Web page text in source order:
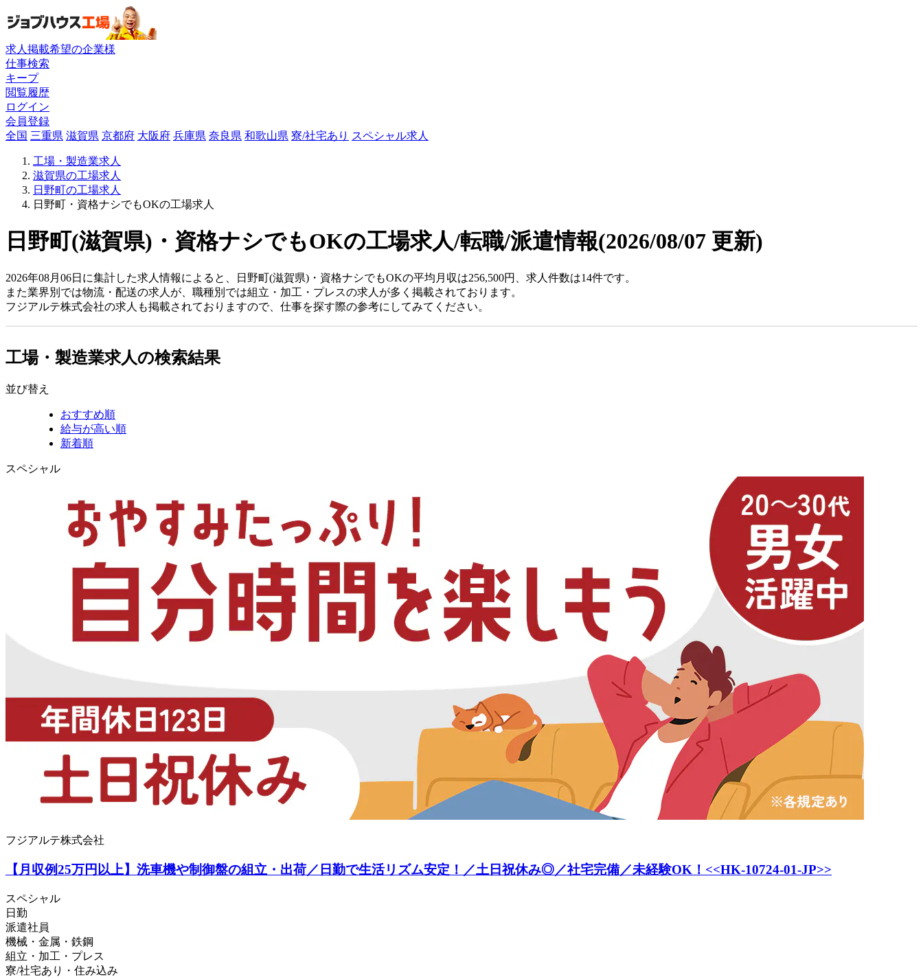
求人掲載希望の企業様
仕事検索
キープ
閲覧履歴
ログイン
会員登録
全国 三重県 滋賀県 京都府 大阪府 兵庫県 奈良県 和歌山県 寮/社宅あり スペシャル求人
工場・製造業求人
滋賀県の工場求人
日野町の工場求人
日野町・資格ナシでもOKの工場求人
日野町(滋賀県)・資格ナシでもOKの工場求人/転職/派遣情報(2026/08/07 更新)
2026年08月06日に集計した求人情報によると、日野町(滋賀県)・資格ナシでもOKの平均月収は256,500円、求人件数は14件です。
また業界別では物流・配送の求人が、職種別では組立・加工・プレスの求人が多く掲載されております。
フジアルテ株式会社の求人も掲載されておりますので、仕事を探す際の参考にしてみてください。
工場・製造業求人の検索結果
並び替え
おすすめ順
給与が高い順
新着順
スペシャル
フジアルテ株式会社
【月収例25万円以上】洗車機や制御盤の組立・出荷／日勤で生活リズム安定！／土日祝休み◎／社宅完備／未経験OK！<<HK-10724-01-JP>>
スペシャル
日勤
派遣社員
機械・金属・鉄鋼
組立・加工・プレス
寮/社宅あり・住み込み